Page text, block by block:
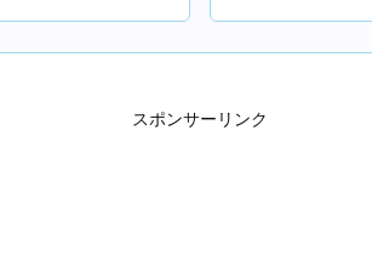
スポンサーリンク